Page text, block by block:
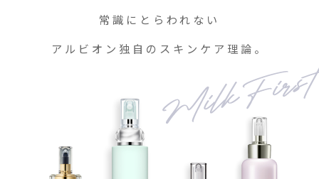
常識にとらわれない
アルビオン独自のスキンケア理論。